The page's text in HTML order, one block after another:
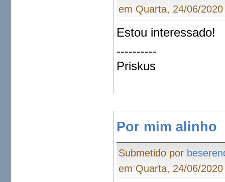
em Quarta, 24/06/
Estou interessado!
----------
Priskus
Por mim alinho
Submetido por
em Quarta, 24/06/